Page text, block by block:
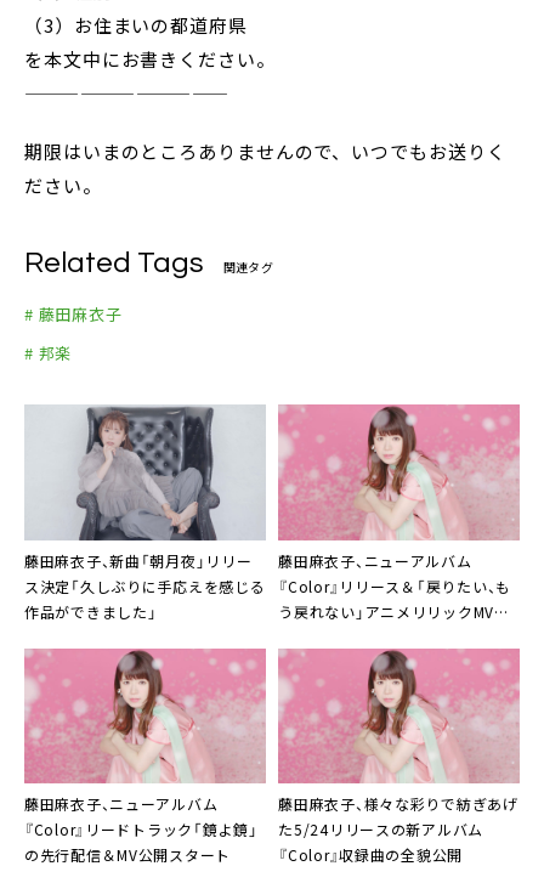
（3）お住まいの都道府県
を本文中にお書きください。
———————————
期限はいまのところありませんので、いつでもお送りく
ださい。
Related Tags 関連タグ
# 藤田麻衣子
# 邦楽
藤田麻衣子、新曲「朝月夜」リリー
ス決定「久しぶりに手応えを感じる
作品ができました」
藤田麻衣子、ニューアルバム
『Color』リリース＆「戻りたい、も
う戻れない」アニメリリックMV公
藤田麻衣子、ニューアルバム
『Color』リードトラック「鏡よ鏡」
の先行配信＆MV公開スタート
藤田麻衣子、様々な彩りで紡ぎあげ
た5/24リリースの新アルバム
『Color』収録曲の全貌公開